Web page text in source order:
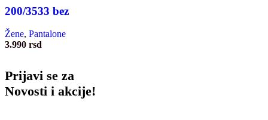
200/3533 bez
Žene, Pantalone
3.990 rsd
Prijavi se za
Novosti i akcije!